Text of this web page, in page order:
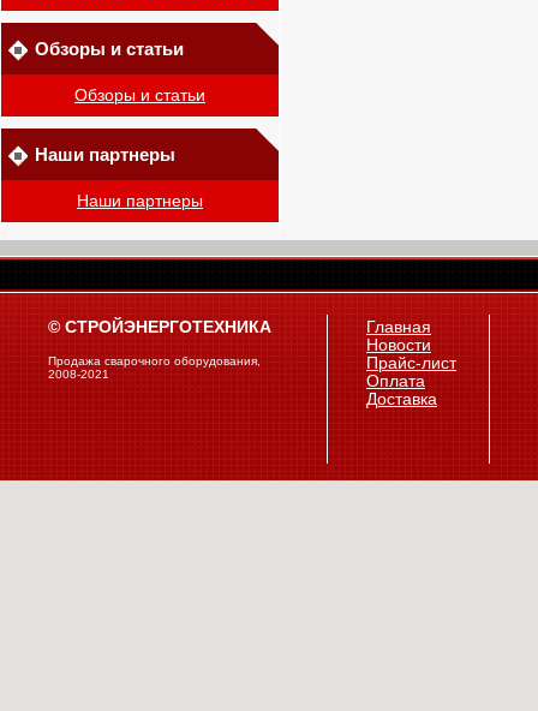
Обзоры и статьи
Обзоры и статьи
Наши партнеры
Наши партнеры
© СТРОЙЭНЕРГОТЕХНИКА
Продажа сварочного оборудования,
2008-2021
Главная
Новости
Прайс-лист
Оплата
Доставка